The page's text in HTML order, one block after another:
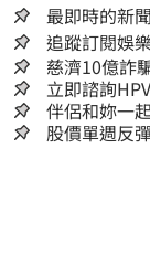
最即時的新
追蹤訂閱娛
慈濟10億詐
償還2022政
立即諮詢
嫌晚！
伴侶和妳一
股價單週反